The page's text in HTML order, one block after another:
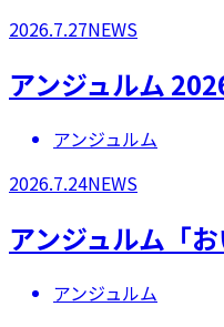
2026.7.27NEWS
アンジュルム
アンジュルム
2026.7.24NEWS
アンジュルム「
アンジュルム